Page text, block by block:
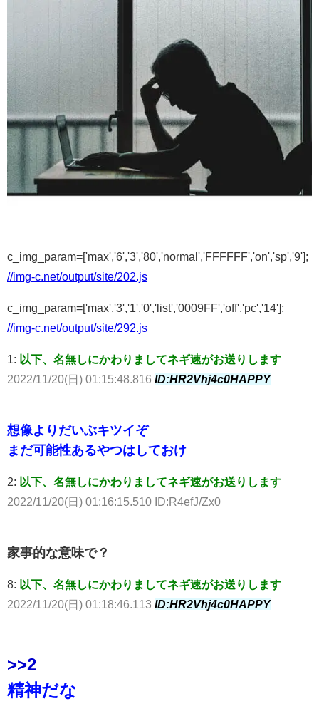
c_img_param=['max','6','3','80','normal','FFFFFF','on','sp','9'];
//img-c.net/output/site/202.js
c_img_param=['max','3','1','0','list','0009FF','off','pc','14'];
//img-c.net/output/site/292.js
1: 以下、名無しにかわりましてネギ速がお送りします
2022/11/20(日) 01:15:48.816 ID:HR2Vhj4c0HAPPY
想像よりだいぶキツイぞ
まだ可能性あるやつはしておけ
2: 以下、名無しにかわりましてネギ速がお送りします
2022/11/20(日) 01:16:15.510 ID:R4efJ/Zx0
家事的な意味で？
8: 以下、名無しにかわりましてネギ速がお送りします
2022/11/20(日) 01:18:46.113 ID:HR2Vhj4c0HAPPY
>>2
精神だな